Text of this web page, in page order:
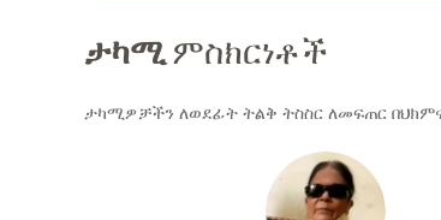
ታካሚምስክርነቶች
ታካሚዎቻችን ለወደፊት ትልቅ ትስስር ለመፍጠር